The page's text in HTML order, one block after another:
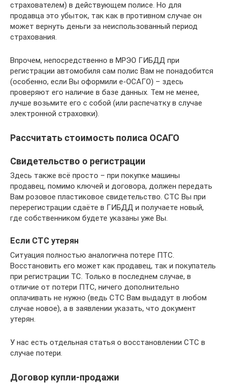
страхователем) в действующем полисе. Но для
продавца это убыток, так как в противном случае он
может вернуть деньги за неиспользованный период
страхования.
Впрочем, непосредственно в МРЭО ГИБДД при
регистрации автомобиля сам полис Вам не понадобится
(особенно, если Вы оформили е-ОСАГО) – здесь
проверяют его наличие в базе данных. Тем не менее,
лучше возьмите его с собой (или распечатку в случае
электронной страховки).
Рассчитать стоимость полиса ОСАГО
Свидетельство о регистрации
Здесь также всё просто – при покупке машины
продавец, помимо ключей и договора, должен передать
Вам розовое пластиковое свидетельство. СТС Вы при
перерегистрации сдаёте в ГИБДД и получаете новый,
где собственником будете указаны уже Вы.
Если СТС утерян
Ситуация полностью аналогична потере ПТС.
Восстановить его может как продавец, так и покупатель
при регистрации ТС. Только в последнем случае, в
отличие от потери ПТС, ничего дополнительно
оплачивать не нужно (ведь СТС Вам выдадут в любом
случае новое), а в заявлении указать, что документ
утерян.
У нас есть отдельная статья о восстановлении СТС в
случае потери.
Договор купли-продажи